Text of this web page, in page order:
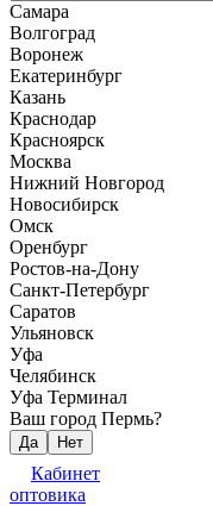
Самара
Волгоград
Воронеж
Екатеринбург
Казань
Краснодар
Красноярск
Москва
Нижний Новгород
Новосибирск
Омск
Оренбург
Ростов-на-Дону
Санкт-Петербург
Саратов
Ульяновск
Уфа
Челябинск
Уфа Терминал
Ваш город Пермь?
Да Нет
Кабинет
оптовика